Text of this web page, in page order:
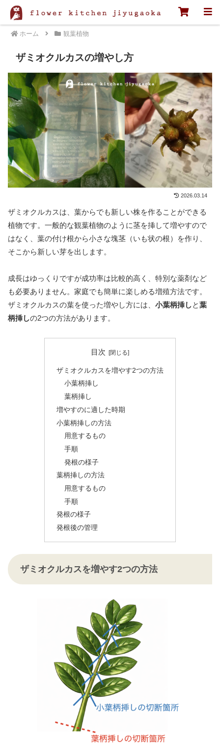
ホーム 観葉植物
ザミオクルカスの増やし方
2026.03.14
ザミオクルカスは、葉からでも新しい株を作ることができる
植物です。一般的な観葉植物のように茎を挿して増やすので
はなく、葉の付け根から小さな塊茎（いも状の根）を作り、
そこから新しい芽を出します。
成長はゆっくりですが成功率は比較的高く、特別な薬剤など
も必要ありません。家庭でも簡単に楽しめる増殖方法です。
ザミオクルカスの葉を使った増やし方には、 小葉柄挿しと葉
柄挿しの2つの方法があります。
目次
ザミオクルカスを増やす2つの方法
小葉柄挿し
葉柄挿し
増やすのに適した時期
小葉柄挿しの方法
用意するもの
手順
発根の様子
葉柄挿しの方法
用意するもの
手順
発根の様子
発根後の管理
ザミオクルカスを増やす2つの方法